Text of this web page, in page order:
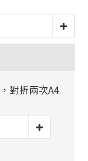
對折兩次A4